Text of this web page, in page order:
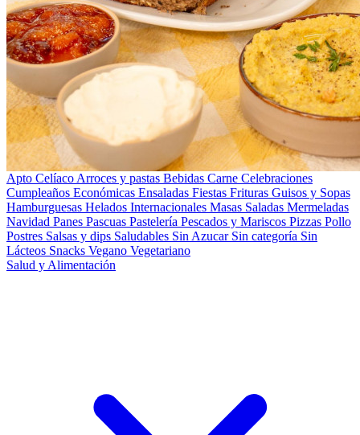
Apto Celíaco Arroces y pastas Bebidas Carne Celebraciones
Cumpleaños Económicas Ensaladas Fiestas Frituras Guisos y Sopas
Hamburguesas Helados Internacionales Masas Saladas Mermeladas
Navidad Panes Pascuas Pastelería Pescados y Mariscos Pizzas Pollo
Postres Salsas y dips Saludables Sin Azucar Sin categoría Sin
Lácteos Snacks Vegano Vegetariano
Salud y Alimentación